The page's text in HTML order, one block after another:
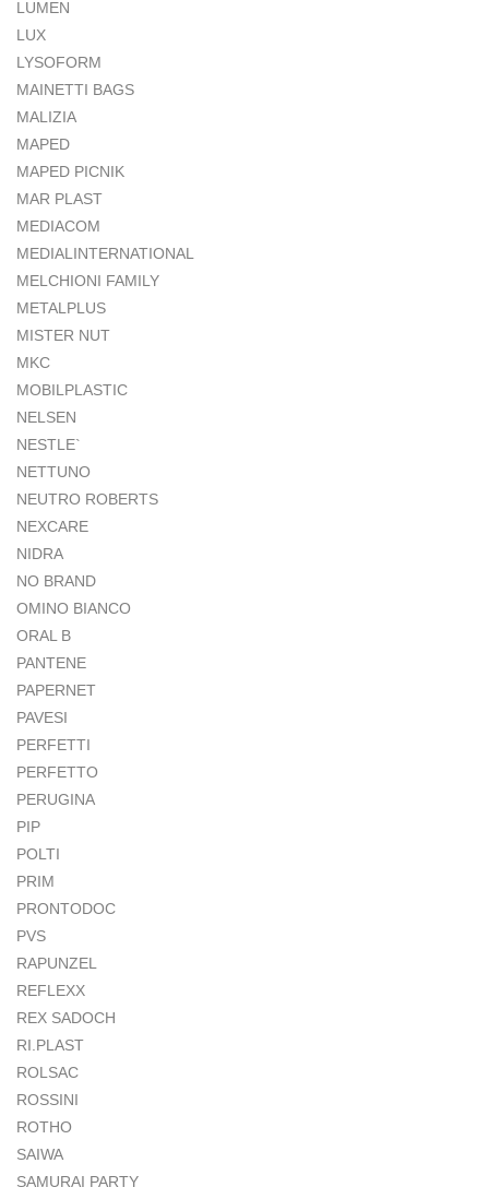
LUMEN
LUX
LYSOFORM
MAINETTI BAGS
MALIZIA
MAPED
MAPED PICNIK
MAR PLAST
MEDIACOM
MEDIALINTERNATIONAL
MELCHIONI FAMILY
METALPLUS
MISTER NUT
MKC
MOBILPLASTIC
NELSEN
NESTLE`
NETTUNO
NEUTRO ROBERTS
NEXCARE
NIDRA
NO BRAND
OMINO BIANCO
ORAL B
PANTENE
PAPERNET
PAVESI
PERFETTI
PERFETTO
PERUGINA
PIP
POLTI
PRIM
PRONTODOC
PVS
RAPUNZEL
REFLEXX
REX SADOCH
RI.PLAST
ROLSAC
ROSSINI
ROTHO
SAIWA
SAMURAI PARTY